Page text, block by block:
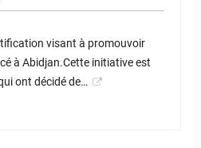
visant à promouvoir
à Abidjan.Cette initiative est
ont décidé de…